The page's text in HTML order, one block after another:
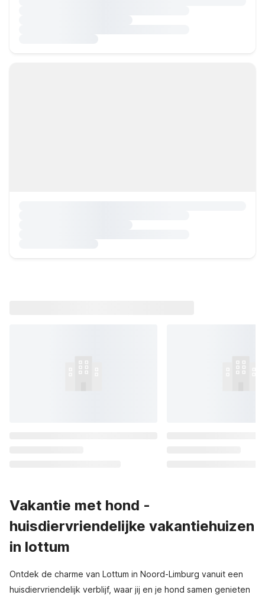
Vakantie met hond -
huisdiervriendelijke vakantiehuizen
in lottum
Ontdek de charme van Lottum in Noord-Limburg vanuit een
huisdiervriendelijk verblijf, waar jij en je hond samen genieten